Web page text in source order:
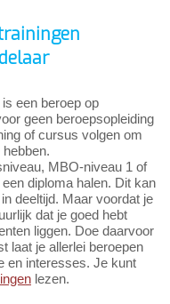
een beroep op
geen beroepsopleiding
of cursus volgen om
MBO-niveau 1 of
diploma halen. Dit kan
deeltijd. Maar voordat je
dat je goed hebt
liggen. Doe daarvoor
laat je allerlei beroepen
en interesses. Je kunt
lezen.